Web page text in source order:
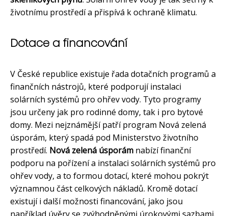
životnímu prostředí a přispívá k ochraně klimatu.
Dotace a financování
V České republice existuje řada dotačních programů a
finančních nástrojů, které podporují instalaci
solárních systémů pro ohřev vody. Tyto programy
jsou určeny jak pro rodinné domy, tak i pro bytové
domy. Mezi nejznámější patří program Nová zelená
úsporám, který spadá pod Ministerstvo životního
prostředí. Nová zelená úsporám nabízí finanční
podporu na pořízení a instalaci solárních systémů pro
ohřev vody, a to formou dotací, které mohou pokrýt
významnou část celkových nákladů. Kromě dotací
existují i další možnosti financování, jako jsou